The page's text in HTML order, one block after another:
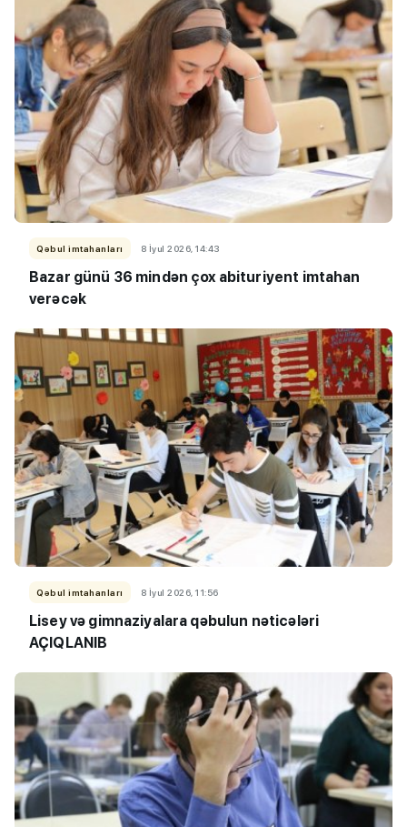
Qəbul imtahanları 8 İyul 2026, 14:43
Bazar günü 36 mindən çox abituriyent imtahan
verəcək
Qəbul imtahanları 8 İyul 2026, 11:56
Lisey və gimnaziyalara qəbulun nəticələri
AÇIQLANIB